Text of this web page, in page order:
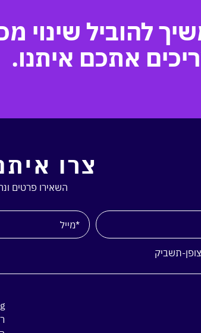
להוביל שינוי
אתכם איתנו.
צרו
השאירו פרטים
תשביק